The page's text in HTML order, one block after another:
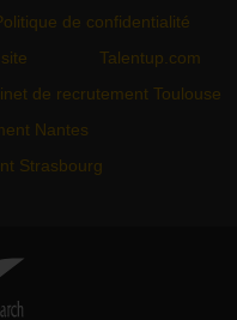
de confidentialité
Talentup.com
de recrutement Toulouse
Nantes
Strasbourg